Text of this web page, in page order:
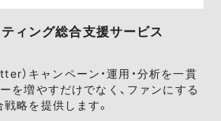
ィング総合支援サービス
）キャンペーン・運用・分析を一貫
を増やすだけでなく、ファンにする
略を提供します。